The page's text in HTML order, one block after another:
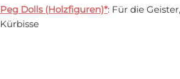
Peg Dolls (Holzfiguren)*: Für die
Kürbisse